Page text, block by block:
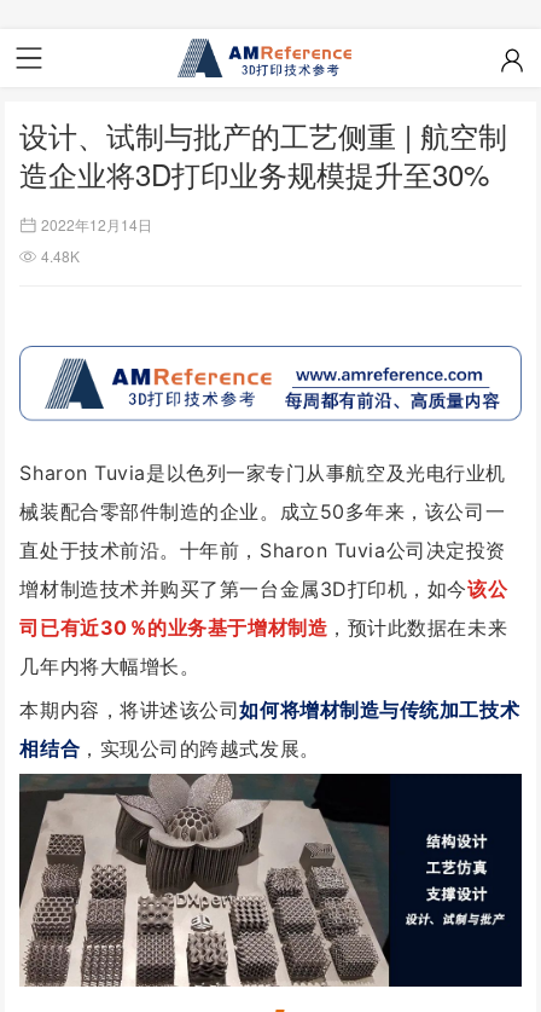
设计、试制与批产的工艺侧重 | 航空制
造企业将3D打印业务规模提升至30%
2022年12月14日
4.48K
Sharon Tuvia是以色列一家专门从事航空及光电行业机
械装配合零部件制造的企业。 成立50多年来，该公司一
直处于技术前沿。 十年前，Sharon Tuvia公司决定投资
增材制造技术并购买了第一台金属3D打印机，如今该公
司已有近30％的业务基于增材制造 ，预计此数据在未来
几年内将大幅增长。
本期内容，将讲述该公司如何将增材制造与传统加工技术
相结合 ，实现公司的跨越式发展。